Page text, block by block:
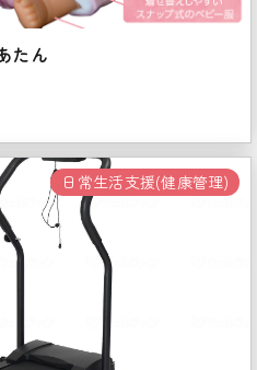
たん
日常生活支援(健康管理)